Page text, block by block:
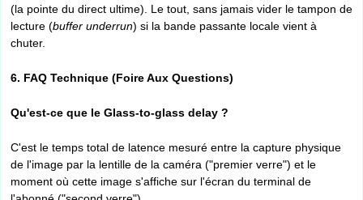
(la pointe du direct ultime). Le tout, sans jamais vider le tampon de
lecture (buffer underrun) si la bande passante locale vient à
chuter.
6. FAQ Technique (Foire Aux Questions)
Qu'est-ce que le Glass-to-glass delay ?
C'est le temps total de latence mesuré entre la capture physique
de l'image par la lentille de la caméra ("premier verre") et le
moment où cette image s'affiche sur l'écran du terminal de